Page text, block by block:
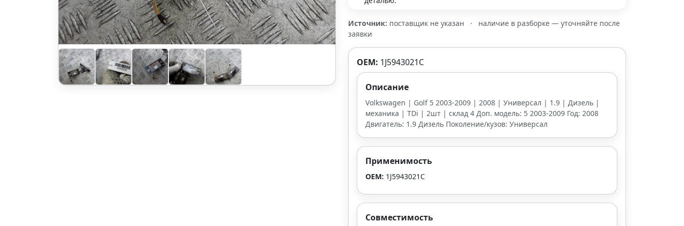
Источник: поставщик не указан ·
наличие в разборке — уточняйте после
заявки
OEM: 1J5943021C
Описание
Volkswagen | Golf 5 2003-2009 | 2008 | Универсал | 1.9 | Дизель |
механика | TDi | 2шт | склад 4 Доп. модель: 5 2003-2009 Год: 2008
Двигатель: 1.9 Дизель Поколение/кузов: Универсал
Применимость
OEM: 1J5943021C
Совместимость